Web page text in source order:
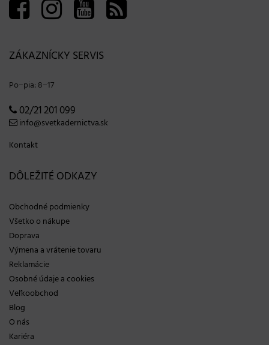
ZÁKAZNÍCKY SERVIS
Po−pia: 8−17
02/21 201 099
info@svetkadernictva.sk
Kontakt
DÔLEŽITÉ ODKAZY
Obchodné podmienky
Všetko o nákupe
Doprava
Výmena a vrátenie tovaru
Reklamácie
Osobné údaje a cookies
Veľkoobchod
Blog
O nás
Kariéra